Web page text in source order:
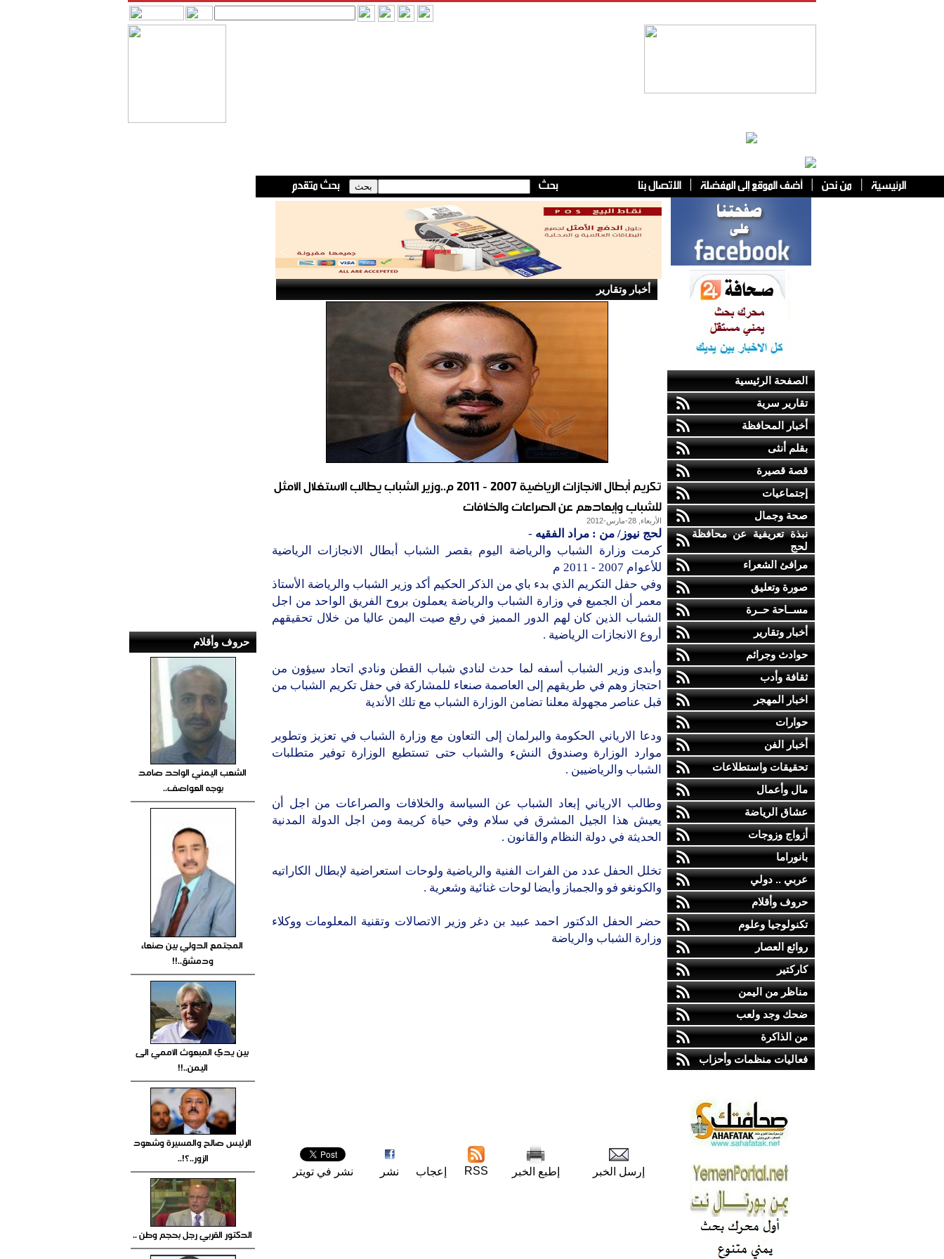
الصفحة الرئيسية
تقارير سرية
أخبار المحافظة
بقلم أنثى
قصة قصيرة
إجتماعيات
صحة وجمال
نبذة تعريفية عن محافظة
لحج
مرافئ الشعراء
صورة وتعليق
مســاحة حــرة
أخبار وتقارير
حوادث وجرائم
ثقافة وأدب
اخبار المهجر
حوارات
أخبار الفن
تحقيقات واستطلاعات
مال وأعمال
عشاق الرياضة
أزواج وزوجات
بانوراما
عربي .. دولي
حروف وأقلام
تكنولوجيا وعلوم
روائع العصار
كاركتير
مناظر من اليمن
ضحك وجد ولعب
من الذاكرة
فعاليات منظمات وأحزاب
أخبار وتقارير
تكريم أبطال الانجازات الرياضية 2007 - 2011 م..وزير الشباب يطالب الاستغلال الأمثل
للشباب وإبعادهم عن الصراعات والخلافات
الأربعاء, 28-مارس-2012
لحج نيوز/ من : مراد الفقيه -
كرمت وزارة الشباب والرياضة اليوم بقصر الشباب أبطال الانجازات الرياضية
للأعوام 2007 - 2011 م
وفي حفل التكريم الذي بدء باي من الذكر الحكيم أكد وزير الشباب والرياضة الأستاذ
معمر أن الجميع في وزارة الشباب والرياضة يعملون بروح الفريق الواحد من اجل
الشباب الذين كان لهم الدور المميز في رفع صيت اليمن عاليا من خلال تحقيقهم
أروع الانجازات الرياضية .
وأبدى وزير الشباب أسفه لما حدث لنادي شباب القطن ونادي اتحاد سيؤون من
احتجاز وهم في طريقهم إلى العاصمة صنعاء للمشاركة في حفل تكريم الشباب من
قبل عناصر مجهولة معلنا تضامن الوزارة الشباب مع تلك الأندية
ودعا الارياني الحكومة والبرلمان إلى التعاون مع وزارة الشباب في تعزيز وتطوير
موارد الوزارة وصندوق النشء والشباب حتى تستطيع الوزارة توفير متطلبات
الشباب والرياضيين .
وطالب الارياني إبعاد الشباب عن السياسة والخلافات والصراعات من اجل أن
يعيش هذا الجيل المشرق في سلام وفي حياة كريمة ومن اجل الدولة المدنية
الحديثة في دولة النظام والقانون .
تخلل الحفل عدد من الفرات الفنية والرياضية ولوحات استعراضية لإبطال الكاراتيه
والكونغو فو والجمباز وأيضا لوحات غنائية وشعرية .
حضر الحفل الدكتور احمد عبيد بن دغر وزير الاتصالات وتقنية المعلومات ووكلاء
وزارة الشباب والرياضة
إرسل الخبر إطبع الخبر RSS إعجاب نشر نشر في تويتر
حروف وأقلام
الشعب اليمني الواحد صامد
بوجه العواصف..
المجتمع الدولي بين صنعاء
ودمشق..!!
بين يدي المبعوث الأممي الى
اليمن..!!
الرئيس صالح والمسيرة وشهود
الزور..؟!..
الدكتور القربي رجل بحجم وطن ..